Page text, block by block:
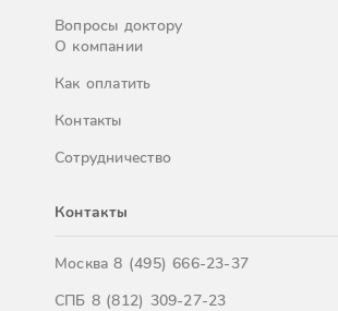
Вопросы доктору
О компании
Как оплатить
Контакты
Сотрудничество
Контакты
Москва8 (495) 666-23-37
СПБ 8 (812) 309-27-23